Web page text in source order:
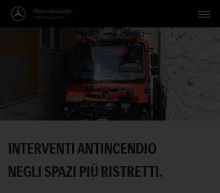
Servizio
Italiano
INTERVENTI ANTINCENDIO
NEGLI SPAZI PIÙ RISTRETTI.